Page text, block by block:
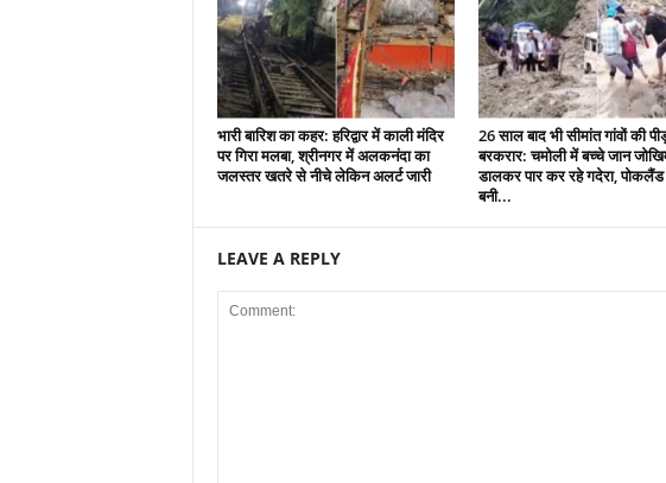
भारी बारिश का कहर: हरिद्वार में काली मंदिर
पर गिरा मलबा, श्रीनगर में अलकनंदा का
जलस्तर खतरे से नीचे लेकिन अलर्ट जारी
26 साल बाद भी सीमांत गांवों की
बरकरार: चमोली में बच्चे जान
डालकर पार कर रहे गदेरा,
बनी...
LEAVE A REPLY